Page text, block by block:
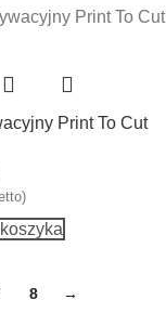
Print To Cut
8 →